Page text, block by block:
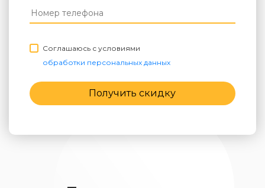
Соглашаюсь с условиями
обработки персональных данных
Получить скидку